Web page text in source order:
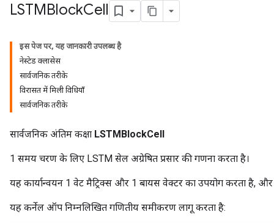
LSTMBlockCell
इस पेज पर, यह जानकारी उपलब्ध है
नेस्टेड क्लासेस
सार्वजनिक तरीके
विरासत में मिली विधियाँ
सार्वजनिक तरीके
सार्वजनिक अंतिम कक्षा LSTMBlockCell
1 समय चरण के लिए LSTM सेल अग्रेषित प्रसार की गणना करता है।
यह कार्यान्वयन 1 वेट मैट्रिक्स और 1 बायस वेक्टर का उपयोग करता है,
यह कर्नेल ऑप निम्नलिखित गणितीय समीकरण लागू करता है: